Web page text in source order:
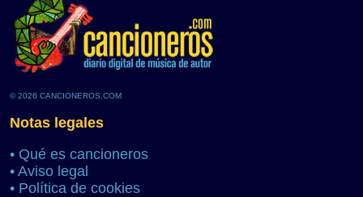
© 2026 CANCIONEROS.COM
Notas legales
• Qué es cancioneros
• Aviso legal
• Política de cookies